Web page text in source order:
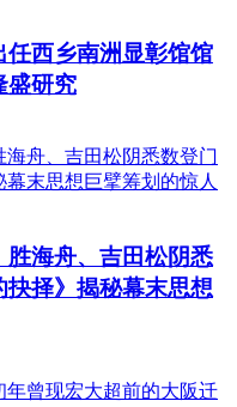
任西乡南洲显彰馆馆
盛研究
胜海舟、吉田松阴悉
择》揭秘幕末思想